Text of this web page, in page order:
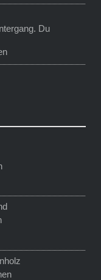
Du